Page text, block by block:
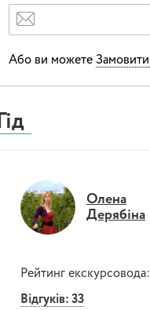
українців до волі і свободи.
Або ви можете Замовити
Гід
Олена
Дерябіна
Рейтинг екскурсовода:
Відгуків: 33